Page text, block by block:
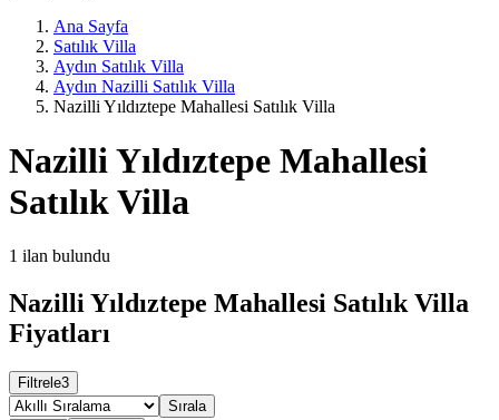
Ana Sayfa
Satılık Villa
Aydın Satılık Villa
Aydın Nazilli Satılık Villa
Nazilli Yıldıztepe Mahallesi Satılık Villa
Nazilli Yıldıztepe Mahallesi
Satılık Villa
1 ilan bulundu
Nazilli Yıldıztepe Mahallesi Satılık Villa
Fiyatları
Filtrele3
Sırala